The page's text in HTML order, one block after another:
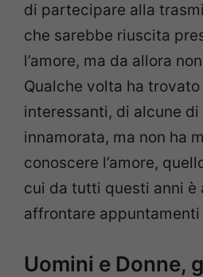
di partecipare alla
che sarebbe riuscita
l’amore, ma da allora
Qualche volta ha
interessanti, di alcune
innamorata, ma non ha
conoscere l’amore,
cui da tutti questi anni è
affrontare
Uomini e Donne,